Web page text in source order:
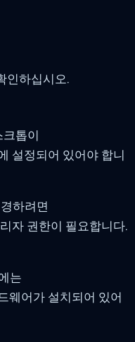
인하십시오.
톱이
설정되어 있어야 합니
하려면
자 권한이 필요합니다.
는
웨어가 설치되어 있어